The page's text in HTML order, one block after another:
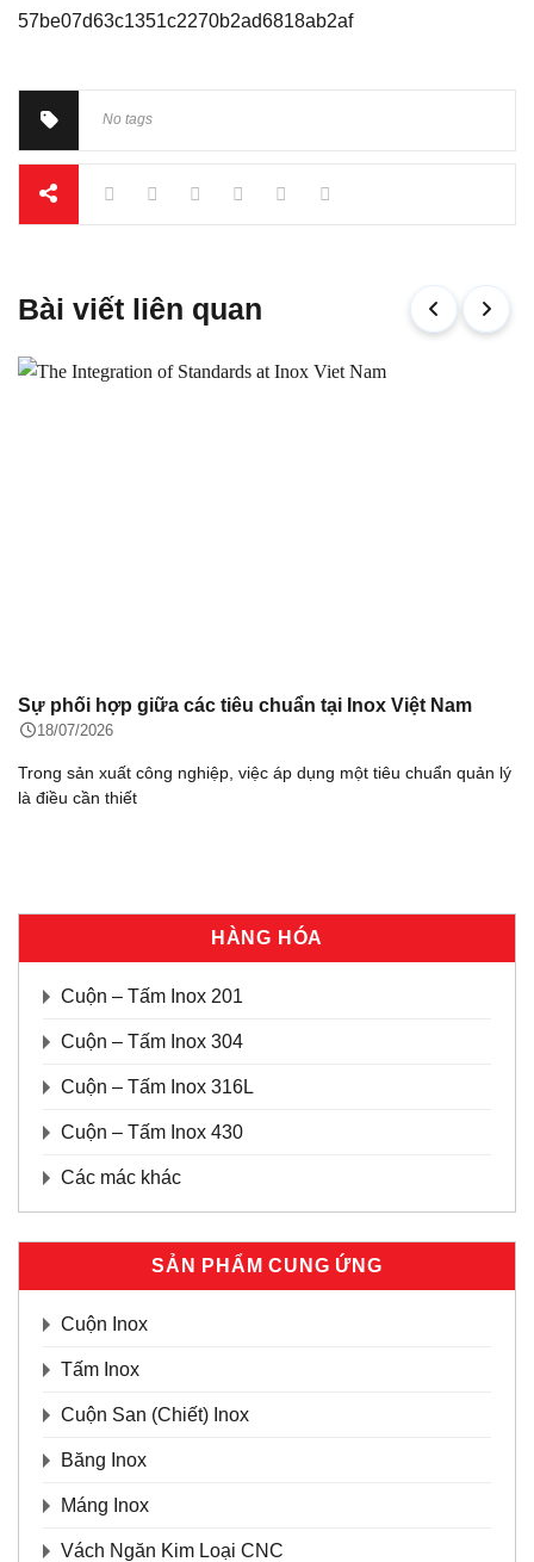
No tags
Bài viết liên quan
Sự phối hợp giữa các tiêu chuẩn tại Inox Việt Nam
18/07/2026
Trong sản xuất công nghiệp, việc áp dụng một tiêu chuẩn quản lý
là điều cần thiết
HÀNG HÓA
Cuộn – Tấm Inox 201
Cuộn – Tấm Inox 304
Cuộn – Tấm Inox 316L
Cuộn – Tấm Inox 430
Các mác khác
SẢN PHẨM CUNG ỨNG
Cuộn Inox
Tấm Inox
Cuộn San (Chiết) Inox
Băng Inox
Máng Inox
Vách Ngăn Kim Loại CNC